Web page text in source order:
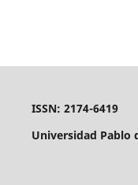
ISSN: 2174-6419
Universidad Pablo